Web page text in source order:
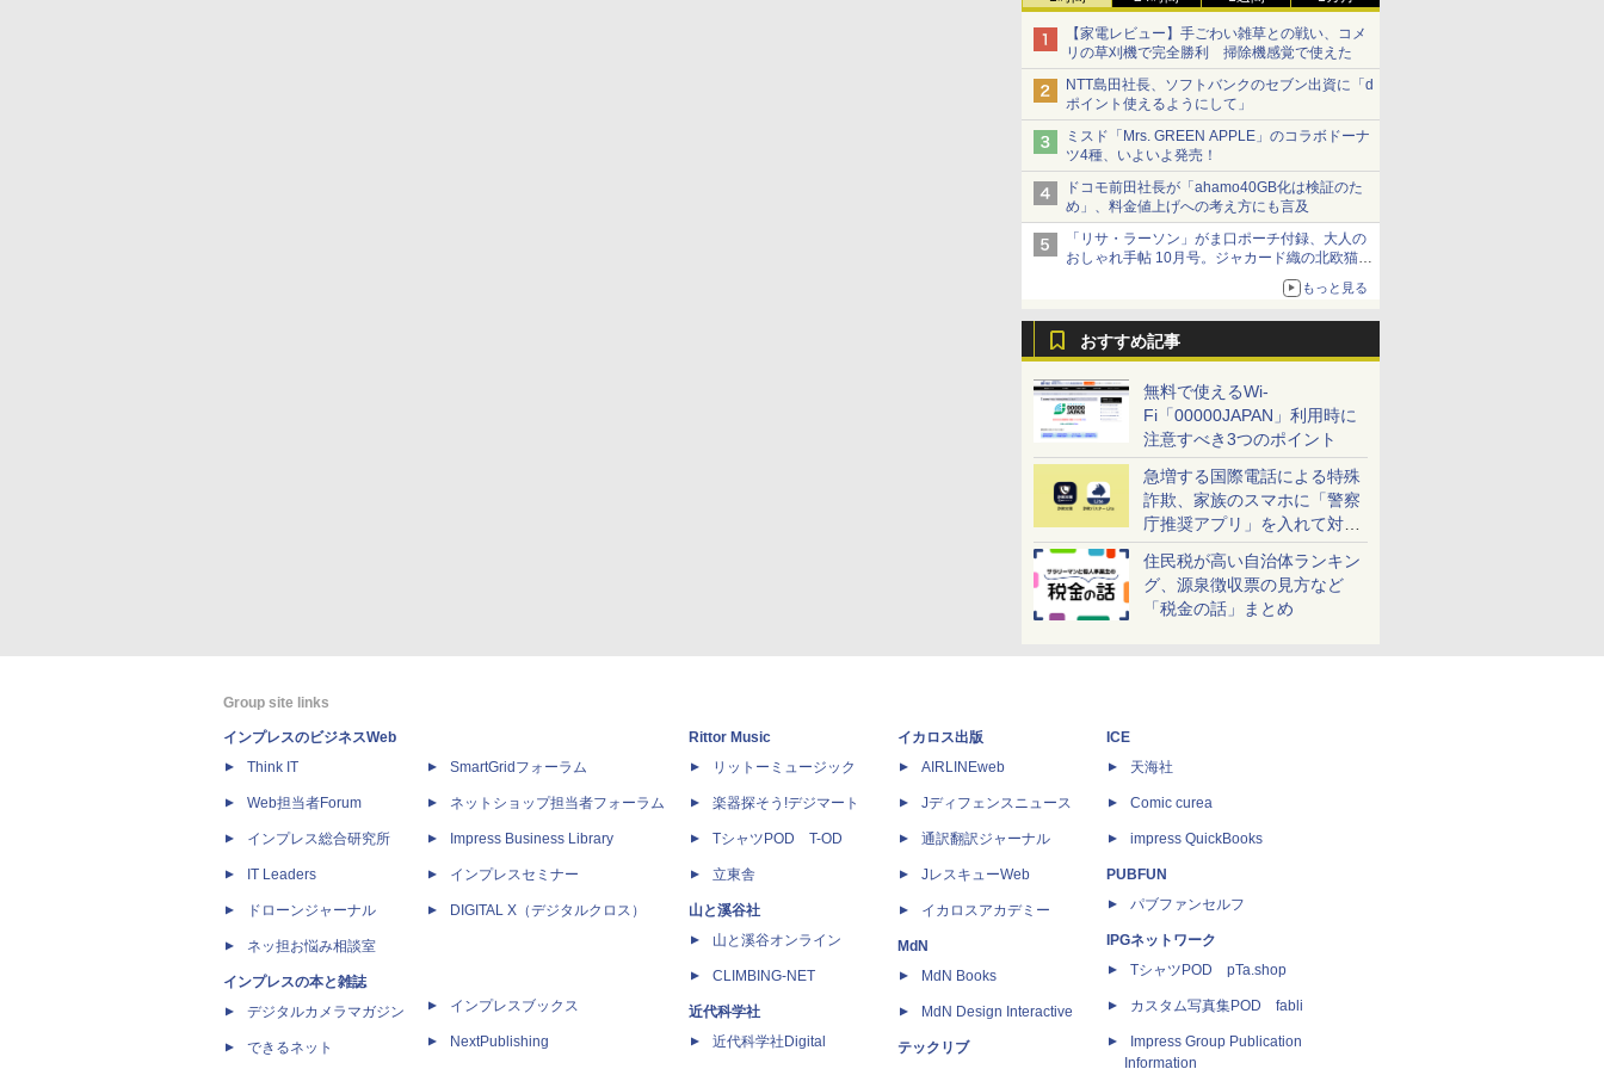
【家電レビュー】手ごわい雑草との戦い、コメ
リの草刈機で完全勝利 掃除機感覚で使えた
NTT島田社長、ソフトバンクのセブン出資に「d
ポイント使えるようにして」
ミスド「Mrs. GREEN APPLE」のコラボドーナ
ツ4種、いよいよ発売！
ドコモ前田社長が「ahamo40GB化は検証のた
め」、料金値上げへの考え方にも言及
「リサ・ラーソン」がま口ポーチ付録、大人の
おしゃれ手帖 10月号。ジャカード織の北欧猫デ
もっと見る
おすすめ記事
無料で使えるWi-
Fi「00000JAPAN」利用時に
注意すべき3つのポイント
急増する国際電話による特殊
詐欺、家族のスマホに「警察
庁推奨アプリ」を入れて対策
しよう！
住民税が高い自治体ランキン
グ、源泉徴収票の見方など
「税金の話」まとめ
Group site links
インプレスのビジネスWeb
Think IT
Web担当者Forum
インプレス総合研究所
IT Leaders
ドローンジャーナル
ネッ担お悩み相談室
インプレスの本と雑誌
デジタルカメラマガジン
できるネット
SmartGridフォーラム
ネットショップ担当者フォーラム
Impress Business Library
インプレスセミナー
DIGITAL X（デジタルクロス）
インプレスブックス
NextPublishing
Rittor Music
リットーミュージック
楽器探そう!デジマート
TシャツPOD T-OD
立東舎
山と溪谷社
山と溪谷オンライン
CLIMBING-NET
近代科学社
近代科学社Digital
イカロス出版
AIRLINEweb
Jディフェンスニュース
通訳翻訳ジャーナル
JレスキューWeb
イカロスアカデミー
MdN
MdN Books
MdN Design Interactive
テックリブ
ICE
天海社
Comic curea
impress QuickBooks
PUBFUN
パブファンセルフ
IPGネットワーク
TシャツPOD pTa.shop
カスタム写真集POD fabli
Impress Group Publication
Information